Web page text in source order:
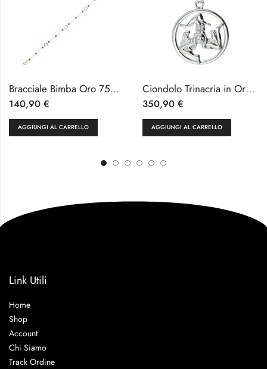
Bracciale Bimba Oro 750 e Corallo 18 cm
140,90 €
AGGIUNGI AL CARRELLO
Ciondolo Trinacria in Oro Bianco 18kt
350,90 €
AGGIUNGI AL CARRELLO
Link Utili
Home
Shop
Account
Chi Siamo
Track Ordine